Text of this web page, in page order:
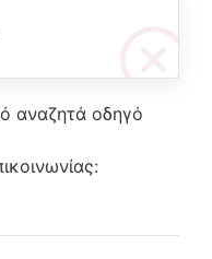
αναζητά οδηγό